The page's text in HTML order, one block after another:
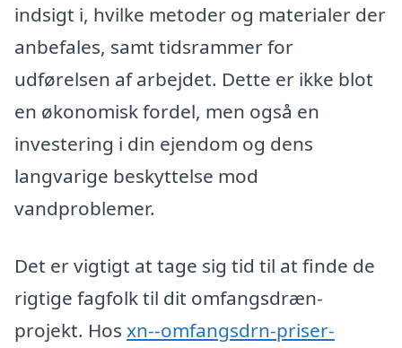
indsigt i, hvilke metoder og materialer der
anbefales, samt tidsrammer for
udførelsen af arbejdet. Dette er ikke blot
en økonomisk fordel, men også en
investering i din ejendom og dens
langvarige beskyttelse mod
vandproblemer.
Det er vigtigt at tage sig tid til at finde de
rigtige fagfolk til dit omfangsdræn-
projekt. Hos xn--omfangsdrn-priser-